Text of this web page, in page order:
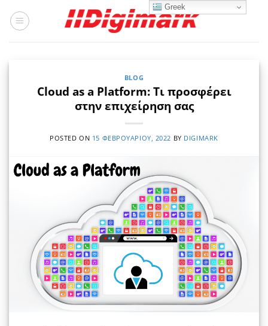
στο
BLOG
Cloud as a Platform: Τι προσφέρει
στην επιχείρηση σας
POSTED ON 15 ΦΕΒΡΟΥΑΡΊΟΥ, 2022 BY DIGIMARK
Greek